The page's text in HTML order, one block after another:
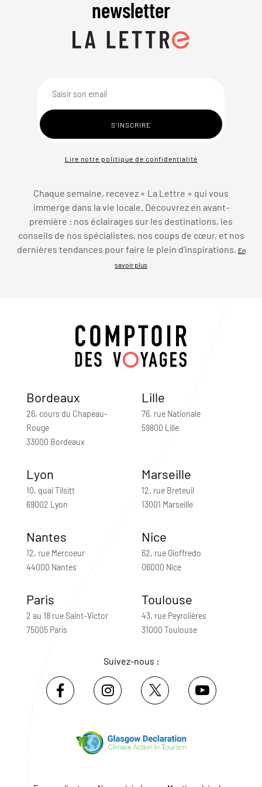
newsletter
Lire notre politique de confidentialité
Chaque semaine, recevez « La Lettre » qui vous
immerge dans la vie locale. Découvrez en avant-
première : nos éclairages sur les destinations, les
conseils de nos spécialistes, nos coups de cœur, et nos
dernières tendances pour faire le plein d’inspirations. En
savoir plus
Bordeaux
26, cours du Chapeau-
Rouge
33000 Bordeaux
Lille
76, rue Nationale
59800 Lille
Lyon
10, quai Tilsitt
69002 Lyon
Marseille
12, rue Breteuil
13001 Marseille
Nantes
12, rue Mercoeur
44000 Nantes
Nice
62, rue Gioffredo
06000 Nice
Paris
2 au 18 rue Saint-Victor
75005 Paris
Toulouse
43, rue Peyrolières
31000 Toulouse
Suivez-nous :